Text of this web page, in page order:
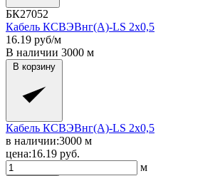
БК27052
Кабель КСВЭВнг(A)-LS 2x0,5
16.19 руб/м
В наличии 3000 м
В корзину
Кабель КСВЭВнг(A)-LS 2x0,5
в наличии:3000 м
цена:16.19 руб.
м